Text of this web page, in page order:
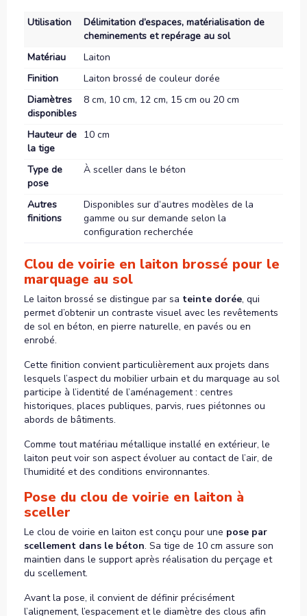
Utilisation
Délimitation d’espaces, matérialisation de
cheminements et repérage au sol
Matériau
Laiton
Finition
Laiton brossé de couleur dorée
Diamètres
disponibles
8 cm, 10 cm, 12 cm, 15 cm ou 20 cm
Hauteur de
la tige
10 cm
Type de
pose
À sceller dans le béton
Autres
finitions
Disponibles sur d’autres modèles de la
gamme ou sur demande selon la
configuration recherchée
Clou de voirie en laiton brossé pour le
marquage au sol
Le laiton brossé se distingue par sa teinte dorée, qui
permet d’obtenir un contraste visuel avec les revêtements
de sol en béton, en pierre naturelle, en pavés ou en
enrobé.
Cette finition convient particulièrement aux projets dans
lesquels l’aspect du mobilier urbain et du marquage au sol
participe à l’identité de l’aménagement : centres
historiques, places publiques, parvis, rues piétonnes ou
abords de bâtiments.
Comme tout matériau métallique installé en extérieur, le
laiton peut voir son aspect évoluer au contact de l’air, de
l’humidité et des conditions environnantes.
Pose du clou de voirie en laiton à
sceller
Le clou de voirie en laiton est conçu pour une pose par
scellement dans le béton. Sa tige de 10 cm assure son
maintien dans le support après réalisation du perçage et
du scellement.
Avant la pose, il convient de définir précisément
l’alignement, l’espacement et le diamètre des clous afin